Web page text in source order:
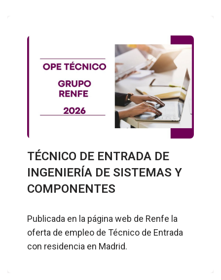
TÉCNICO DE ENTRADA DE
INGENIERÍA DE SISTEMAS Y
COMPONENTES
Publicada en la página web de Renfe la
oferta de empleo de Técnico de Entrada
con residencia en Madrid.